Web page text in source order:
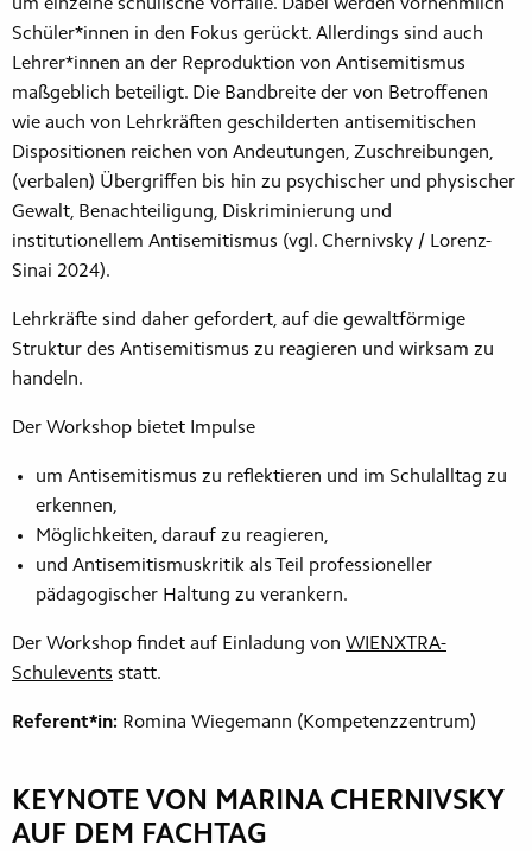
um einzelne schulische Vorfälle. Dabei werden vornehmlich
Schüler*innen in den Fokus gerückt. Allerdings sind auch
Lehrer*innen an der Reproduktion von Antisemitismus
maßgeblich beteiligt. Die Bandbreite der von Betroffenen
wie auch von Lehrkräften geschilderten antisemitischen
Dispositionen reichen von Andeutungen, Zuschreibungen,
(verbalen) Übergriffen bis hin zu psychischer und physischer
Gewalt, Benachteiligung, Diskriminierung und
institutionellem Antisemitismus (vgl. Chernivsky / Lorenz-
Sinai 2024).
Lehrkräfte sind daher gefordert, auf die gewaltförmige
Struktur des Antisemitismus zu reagieren und wirksam zu
handeln.
Der Workshop bietet Impulse
um Antisemitismus zu reflektieren und im Schulalltag zu
erkennen,
Möglichkeiten, darauf zu reagieren,
und Antisemitismuskritik als Teil professioneller
pädagogischer Haltung zu verankern.
Der Workshop findet auf Einladung von WIENXTRA-
Schulevents statt.
Referent*in: Romina Wiegemann (Kompetenzzentrum)
KEYNOTE VON MARINA CHERNIVSKY
AUF DEM FACHTAG